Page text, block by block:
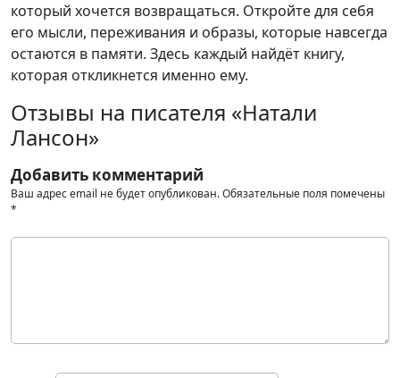
который хочется возвращаться. Откройте для себя
его мысли, переживания и образы, которые навсегда
остаются в памяти. Здесь каждый найдёт книгу,
которая откликнется именно ему.
Отзывы на писателя «Натали
Лансон»
Добавить комментарий
Ваш адрес email не будет опубликован.Обязательные поля помечены
*